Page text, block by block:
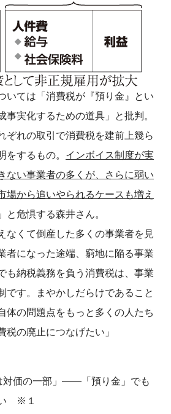
ては「消費税が『預り金』とい
事実化するための道具」と批判。
ぞれの取引で消費税を建前上幾ら
をするもの。 インボイス制度が実
ない事業者の多くが、さらに弱い
場から追いやられるケースも増え
と危惧する森井さん。
くて倒産した多くの事業者を見
者になった途端、窮地に陥る事業
も納税義務を負う消費税は、事業
です。まやかしだらけであること
体の問題点をもっと多くの人たち
税の廃止につなげたい」
対価の一部」――「預り金」でも
い ※１